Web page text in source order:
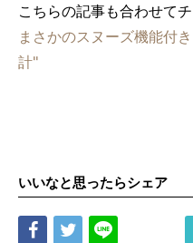
こちらの記事も合わせて
まさかのスヌーズ機能付
計"
いいなと思ったらシェア
Share Tweet